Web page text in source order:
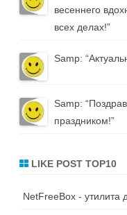
весеннего
всех делах!”
Samp: “
Samp: “
праздником!”
LIKE POST TOP10
NetFreeBox - утилита